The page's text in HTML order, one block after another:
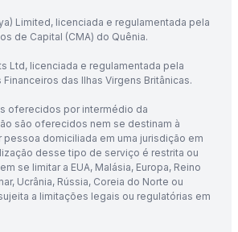
Limited, licenciada e regulamentada pela
de Capital (CMA) do Quênia.
Ltd, licenciada e regulamentada pela
das Ilhas Virgens Britânicas.
oferecidos por intermédio da
são oferecidos nem se destinam à
pessoa domiciliada em uma jurisdição em
desse tipo de serviço é restrita ou
se limitar a EUA, Malásia, Europa, Reino
Ucrânia, Rússia, Coreia do Norte ou
a limitações legais ou regulatórias em